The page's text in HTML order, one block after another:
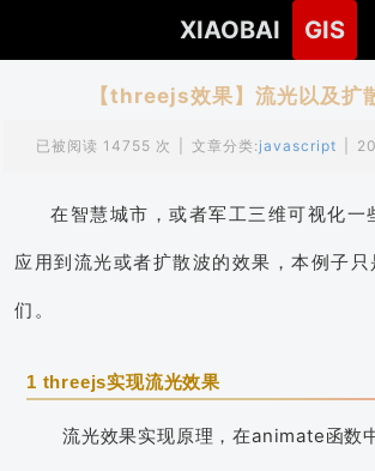
XIAOBAI GIS
【threejs效果】流光以及扩
已被阅读 14755 次 文章分类:javascript
在智慧城市，或者军工三维可视化一
应用到流光或者扩散波的效果，本例子
们。
1 threejs实现流光效果
流光效果实现原理，在animate函数